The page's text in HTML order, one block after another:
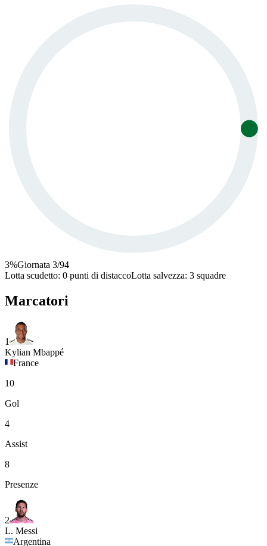
3%Giornata 3/94
Lotta scudetto: 0 punti di distaccoLotta salvezza: 3 squadre
Marcatori
1
Kylian Mbappé
France
10
Gol
4
Assist
8
Presenze
2
L. Messi
Argentina